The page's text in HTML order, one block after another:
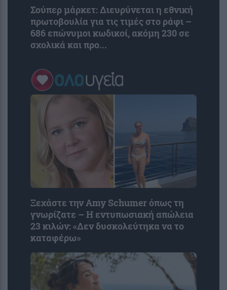
Σούπερ μάρκετ: Διευρύνεται η εθνική
πρωτοβουλία για τις τιμές στο ράφι –
686 επώνυμοι κωδικοί, ακόμη 230 σε
σχολικά και προ...
Ξεχάστε την Amy Schumer όπως τη
γνωρίζατε – Η εντυπωσιακή απώλεια
23 κιλών: «Δεν δυσκολεύτηκα να το
καταφέρω»